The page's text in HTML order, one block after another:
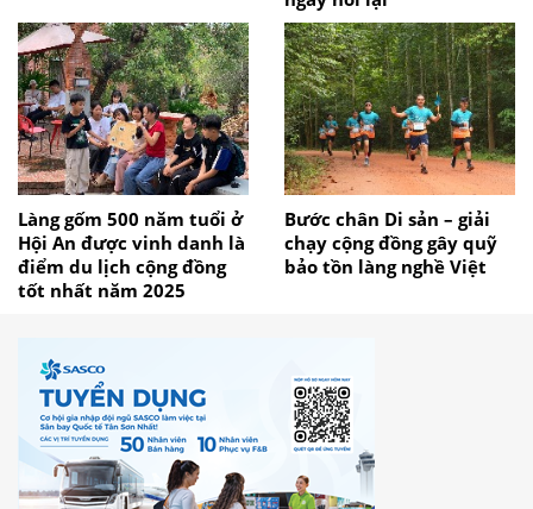
Làng gốm 500 năm tuổi ở
Hội An được vinh danh là
điểm du lịch cộng đồng
tốt nhất năm 2025
Bước chân Di sản – giải
chạy cộng đồng gây quỹ
bảo tồn làng nghề Việt